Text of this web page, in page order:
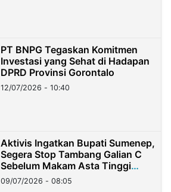
PT BNPG Tegaskan Komitmen
Investasi yang Sehat di Hadapan
DPRD Provinsi Gorontalo
12/07/2026 - 10:40
Aktivis Ingatkan Bupati Sumenep,
Segera Stop Tambang Galian C
Sebelum Makam Asta Tinggi
Longsor
09/07/2026 - 08:05